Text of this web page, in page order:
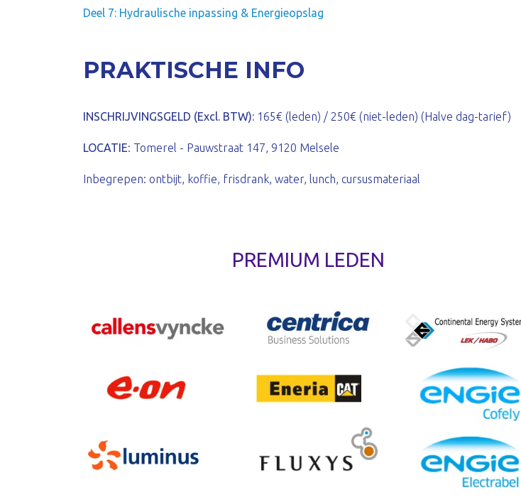
Deel 7: Hydraulische inpassing & Energieopslag
PRAKTISCHE INFO
INSCHRIJVINGSGELD (Excl. BTW): 165€ (leden) / 250€ (niet-leden) (Halve dag-tarief)
LOCATIE: Tomerel - Pauwstraat 147, 9120 Melsele
Inbegrepen: ontbijt, koffie, frisdrank, water, lunch, cursusmateriaal
PREMIUM LEDEN